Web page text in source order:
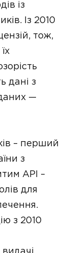
із
Із 2010
тож,
дані з
—
– перший
з
АРІ –
для
з 2010